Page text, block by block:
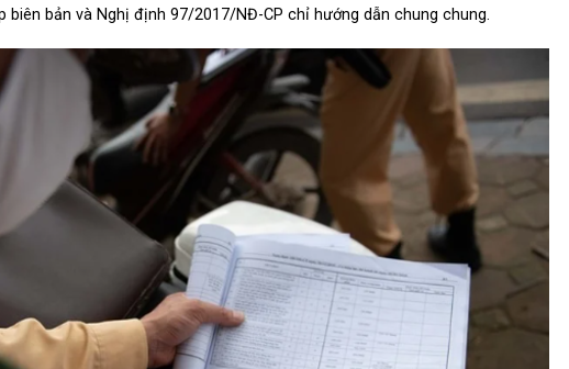
bản và Nghị định 97/2017/NĐ-CP chỉ hướng dẫn chung chung.